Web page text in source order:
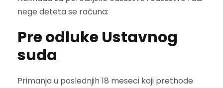
nege deteta se računa:
Pre odluke Ustavnog
suda
Primanja u poslednjih 18 meseci koji prethode